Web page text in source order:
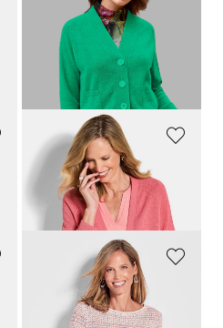
ALBA MODA
Oversize-Strickjacke aus Kaschmir
29,95 €149,95 €
30-Tage-Bestpreis**: 49,95 €
GOLDNER
Kurze Strickjacke aus Bändchengarn
49,95 €69,95 €
Pullover in Multicolor-Strick
49,95 €89,95 €